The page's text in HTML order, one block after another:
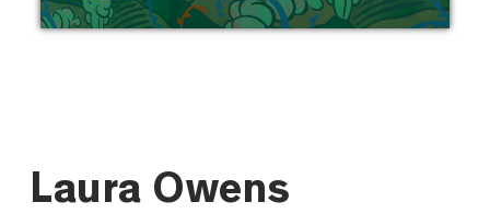
Laura Owens